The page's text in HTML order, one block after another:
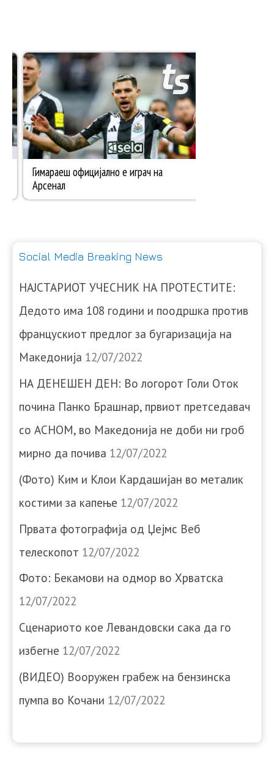
Social Media Breaking News
НАЈСТАРИОТ УЧЕСНИК НА ПРОТЕСТИТЕ:
Дедото има 108 години и поодршка против
францускиот предлог за бугаризација на
Македонија 12/07/2022
НА ДЕНЕШЕН ДЕН: Во логорот Голи Оток
почина Панко Брашнар, првиот претседавач
со АСНОМ, во Македонија не доби ни гроб
мирно да почива 12/07/2022
(Фото) Ким и Клои Кардашијан во металик
костими за капење 12/07/2022
Првата фотографија од Џејмс Веб
телескопот 12/07/2022
Фото: Бекамови на одмор во Хрватска
12/07/2022
Сценариото кое Левандовски сака да го
избегне 12/07/2022
(ВИДЕО) Вооружен грабеж на бензинска
пумпа во Кочани 12/07/2022